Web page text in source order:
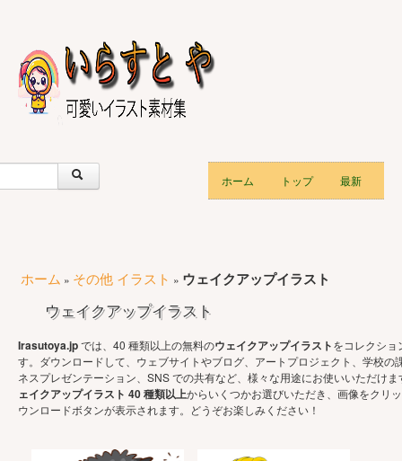
ホーム トップ 最新
ホーム » その他 イラスト » ウェイクアップイラスト
ウェイクアップイラスト
Irasutoya.jpでは、40 種類以上の無料のウェイクアップイラストをコレクショ
す。ダウンロードして、ウェブサイトやブログ、アートプロジェクト、学校の
ネスプレゼンテーション、SNS での共有など、様々な用途にお使いいただけま
ェイクアップイラスト 40 種類以上からいくつかお選びいただき、画像をクリ
ウンロードボタンが表示されます。どうぞお楽しみください！